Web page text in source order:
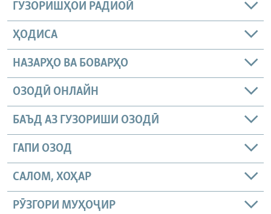
ГУЗОРИШҲОИ РАДИОӢ
ҲОДИСА
НАЗАРҲО ВА БОВАРҲО
ОЗОДӢ ОНЛАЙН
БАЪД АЗ ГУЗОРИШИ ОЗОДӢ
ГАПИ ОЗОД
САЛОМ, ХОҲАР
РӮЗГОРИ МУҲОҶИР